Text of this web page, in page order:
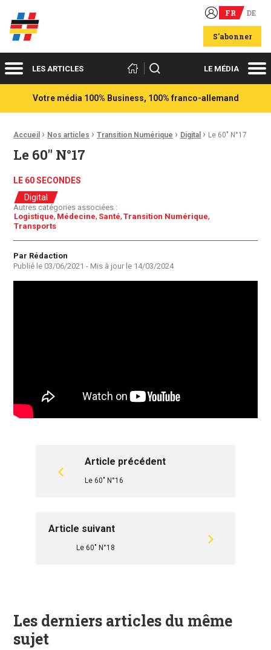
Acteurs du franco-allemand FR DE
S'abonner
MenuLES ARTICLES Rechercher LE MÉDIA
Votre média 100% Business, 100% franco-allemand
Fil d'Ariane :
Accueil › Nos articles › Transition Numérique › Digital › Le 60″ N°17
Le 60″ N°17
LE 60 SECONDES
Digital
Autres catégories associées :
Logistique Médecine Santé Transition Numérique
Transports
Auteur
Par Rédaction
Publié le 03/06/2021 - Mis à jour le 14/03/2024
Article précédent
Le 60" N°16
Article suivant
Le 60" N°18
Les derniers articles du même
sujet